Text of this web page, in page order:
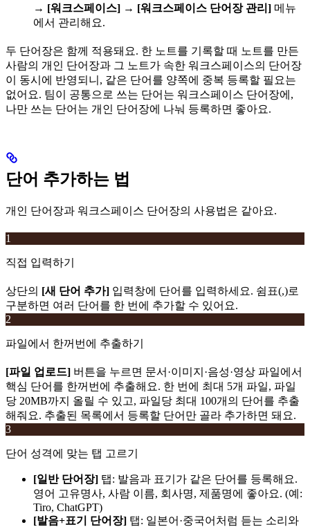
→ [워크스페이스] → [워크스페이스 단어장 관리] 메뉴
에서 관리해요.
두 단어장은 함께 적용돼요. 한 노트를 기록할 때 노트를 만든
사람의 개인 단어장과 그 노트가 속한 워크스페이스의 단어장
이 동시에 반영되니, 같은 단어를 양쪽에 중복 등록할 필요는
없어요. 팀이 공통으로 쓰는 단어는 워크스페이스 단어장에,
나만 쓰는 단어는 개인 단어장에 나눠 등록하면 좋아요.
단어 추가하는 법
개인 단어장과 워크스페이스 단어장의 사용법은 같아요.
1
직접 입력하기
상단의 [새 단어 추가] 입력창에 단어를 입력하세요. 쉼표(,)로
구분하면 여러 단어를 한 번에 추가할 수 있어요.
2
파일에서 한꺼번에 추출하기
[파일 업로드] 버튼을 누르면 문서·이미지·음성·영상 파일에서
핵심 단어를 한꺼번에 추출해요. 한 번에 최대 5개 파일, 파일
당 20MB까지 올릴 수 있고, 파일당 최대 100개의 단어를 추출
해줘요. 추출된 목록에서 등록할 단어만 골라 추가하면 돼요.
3
단어 성격에 맞는 탭 고르기
[일반 단어장] 탭: 발음과 표기가 같은 단어를 등록해요.
영어 고유명사, 사람 이름, 회사명, 제품명에 좋아요. (예:
Tiro, ChatGPT)
[발음+표기 단어장] 탭: 일본어·중국어처럼 듣는 소리와